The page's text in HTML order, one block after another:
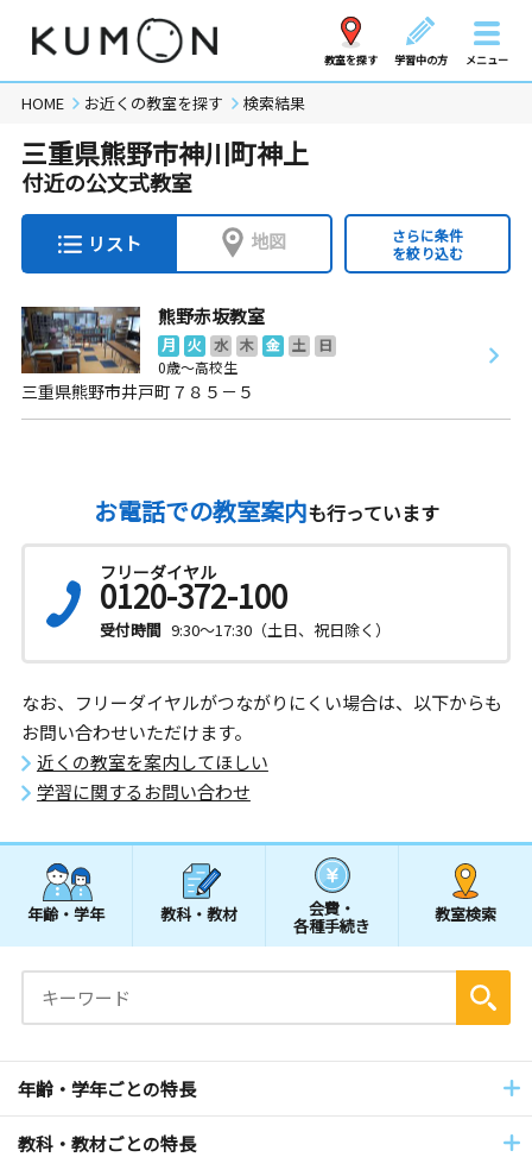
教室を探す 学習中の方 メニュー
HOME お近くの教室を探す 検索結果
三重県熊野市神川町神上
付近の公文式教室
リスト 地図
さらに条件
を絞り込む
熊野赤坂教室
月 火 水 木 金 土
日
0歳～高校生
三重県熊野市井戸町７８５－５
お電話での教室案内も行っています
フリーダイヤル
0120-372-100
受付時間 9:30～17:30（土日、祝日除く）
なお、フリーダイヤルがつながりにくい場合は、以下からも
お問い合わせいただけます。
近くの教室を案内してほしい
学習に関するお問い合わせ
年齢・学年 教科・教材 会費・
各種手続き
教室検索
年齢・学年ごとの特長
教科・教材ごとの特長